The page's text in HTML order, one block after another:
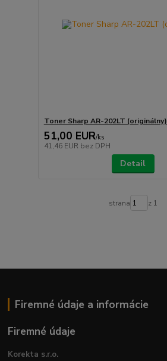
Toner Sharp AR-202LT (originálny)
51,00 EUR/ks
41,46 EUR bez DPH
Detail
strana z 1
Firemné údaje a informácie
Firemné údaje
Korekta s.r.o.